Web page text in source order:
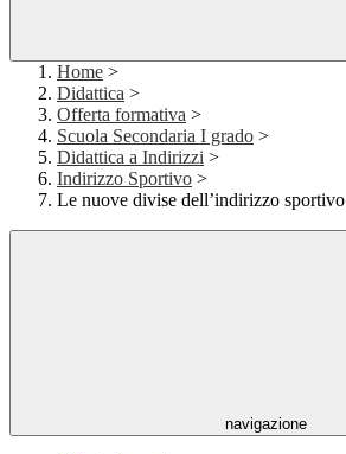
Home >
Didattica >
Offerta formativa >
Scuola Secondaria I grado >
Didattica a Indirizzi >
Indirizzo Sportivo >
Le nuove divise dell’indirizzo sportivo
navigazione